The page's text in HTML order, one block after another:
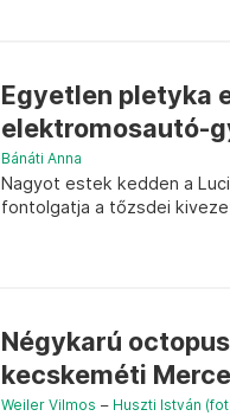
Egyetlen pletyka
elektromosautó-
Bánáti Anna
Nagyot estek kedden a
fontolgatja a tőzsdei
Négykarú
kecskeméti
Weiler Vilmos – Huszti István